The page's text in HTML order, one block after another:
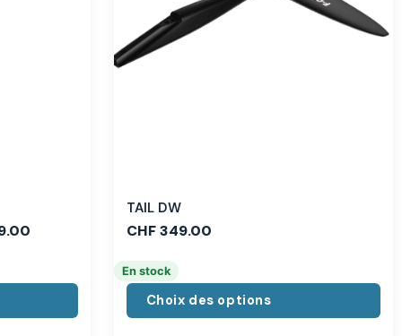
TAIL DW
CHF349.00
En stock
Choix des options